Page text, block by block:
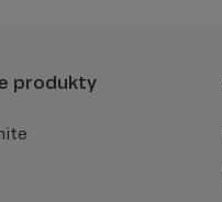
produkty